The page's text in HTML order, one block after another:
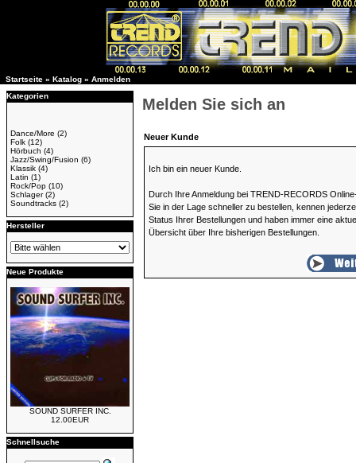
Startseite » Katalog » Anmelden
Kategorien
Dance/More (2)
Folk (12)
Hörbuch (4)
Jazz/Swing/Fusion (6)
Klassik (4)
Latin (1)
Rock/Pop (10)
Schlager(2)
Soundtracks (2)
Hersteller
Neue Produkte
SOUND SURFER INC.
12.00EUR
Schnellsuche
Melden Sie sich an
Neuer Kunde
Ich bin ein neuer Kunde.
Durch Ihre Anmeldung bei TREND-RECORDS
Sie in der Lage schneller zu bestellen, kennen
Status Ihrer Bestellungen und haben immer eine
Übersicht über Ihre bisherigen Bestellungen.